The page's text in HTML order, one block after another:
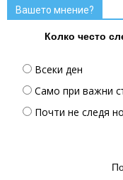
Вашето мнение?
Колко често
Всеки ден
Само при важни
Почти не следя